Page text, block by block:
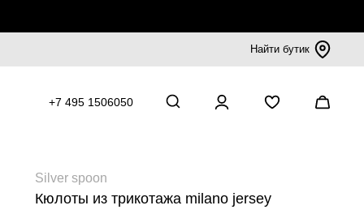
Найти бутик
+7 495 1506050
Silver spoon
Кюлоты из трикотажа milano jersey